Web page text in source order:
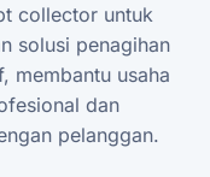
collector untuk
solusi penagihan
membantu usaha
dan
pelanggan.